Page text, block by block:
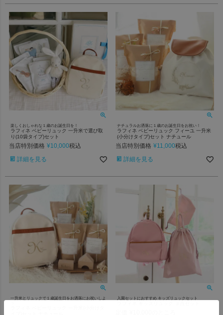
楽しくおしゃれな１歳のお誕生日を！
ラフィネ ベビーリュック 一升米で選び取
り(10袋タイプ)セット
当店特別価格 ¥10,000税込
詳細を見る
ナチュラルお洒落に１歳のお誕生日をお祝い！
ラフィネ ベビーリュック フィーユ 一升米
(小分けタイプ)セット ナチュール
当店特別価格 ¥11,000税込
詳細を見る
一升米とリュックで１歳誕生日をお洒落にお祝いしよ
入園セットにおすすめ キッズリュックセット